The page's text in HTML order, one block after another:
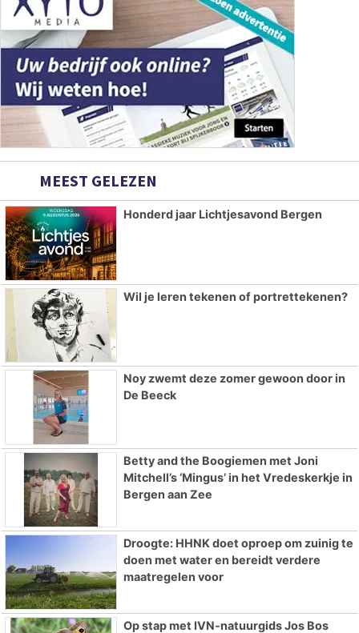
MEEST GELEZEN
Honderd jaar Lichtjesavond Bergen
Wil je leren tekenen of portrettekenen?
Noy zwemt deze zomer gewoon door in
De Beeck
Betty and the Boogiemen met Joni
Mitchell’s ‘Mingus’ in het Vredeskerkje in
Bergen aan Zee
Droogte: HHNK doet oproep om zuinig te
doen met water en bereidt verdere
maatregelen voor
Op stap met IVN-natuurgids Jos Bos